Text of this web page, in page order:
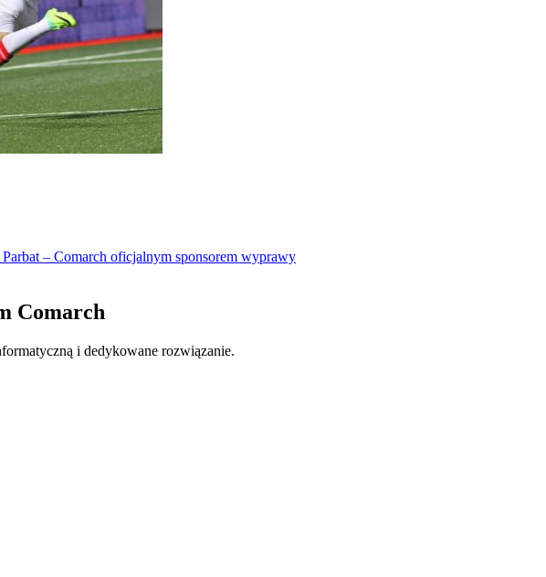
– Comarch oficjalnym sponsorem wyprawy
Comarch
i dedykowane rozwiązanie.